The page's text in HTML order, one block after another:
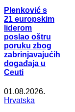
Plenković s
21 europskim
liderom
poslao oštru
poruku zbog
zabrinjavajućih
događaja u
Ceuti
01.08.2026.
Hrvatska